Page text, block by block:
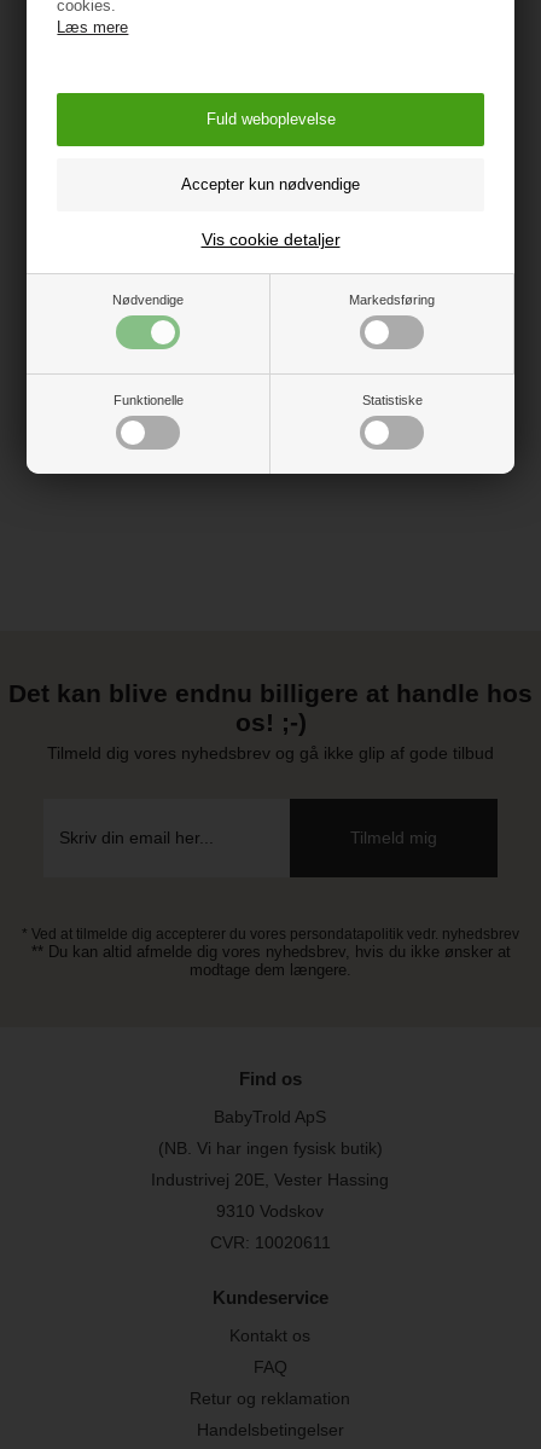
cookies.
Læs mere
Nødvendige Markedsføring
Funktionelle Statistiske
Vis cookie detaljer
Lad legen begynde med Træklodser m/instrukskort, frø,
læring for de små.
Specifikationer
Anbefalet alder: 18m+
Vejledning
Det kan blive endnu billigere at handle hos
os! ;-)
Tilmeld dig vores nyhedsbrev og gå ikke glip af gode tilbud
* Ved at tilmelde dig accepterer du vores persondatapolitik vedr. nyhedsbrev
** Du kan altid afmelde dig vores nyhedsbrev, hvis du ikke ønsker at
modtage dem længere.
Find os
BabyTrold ApS
(NB. Vi har ingen fysisk butik)
Industrivej 20E, Vester Hassing
9310 Vodskov
CVR: 10020611
Kundeservice
Kontakt os
FAQ
Retur og reklamation
Handelsbetingelser